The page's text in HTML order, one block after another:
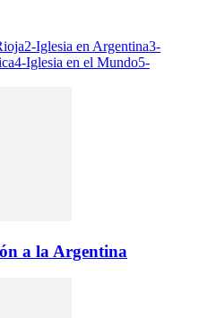
2-Iglesia en Argentina3-
4-Iglesia en el Mundo5-
a la Argentina